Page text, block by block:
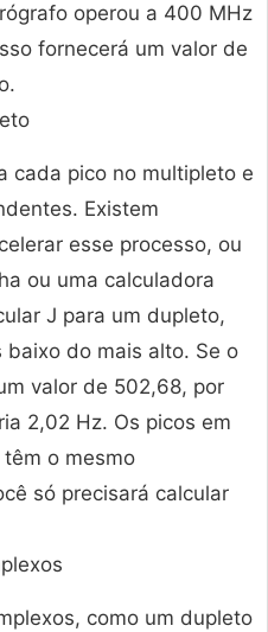
operou a 400 MHz
fornecerá um valor de
cada pico no multipleto e
Existem
esse processo, ou
ou uma calculadora
J para um dupleto,
do mais alto. Se o
valor de 502,68, por
2,02 Hz. Os picos em
o mesmo
só precisará calcular
como um dupleto